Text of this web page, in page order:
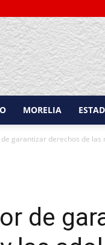
MORELIA
de garantizar derechos de las
de